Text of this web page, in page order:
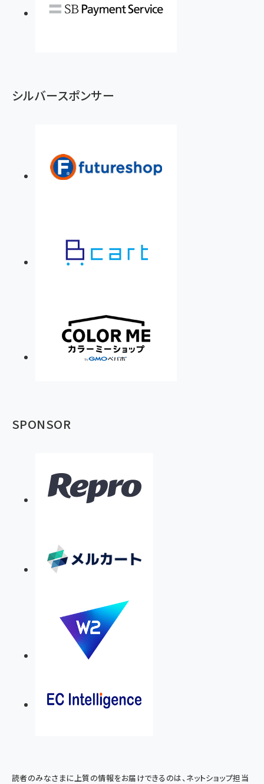
シルバースポンサー
SPONSOR
読者のみなさまに上質の情報をお届けできるのは、ネットショップ担当